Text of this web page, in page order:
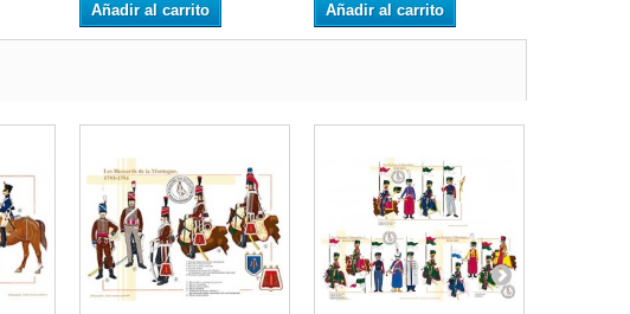
Añadir al carrito Añadir al carrito